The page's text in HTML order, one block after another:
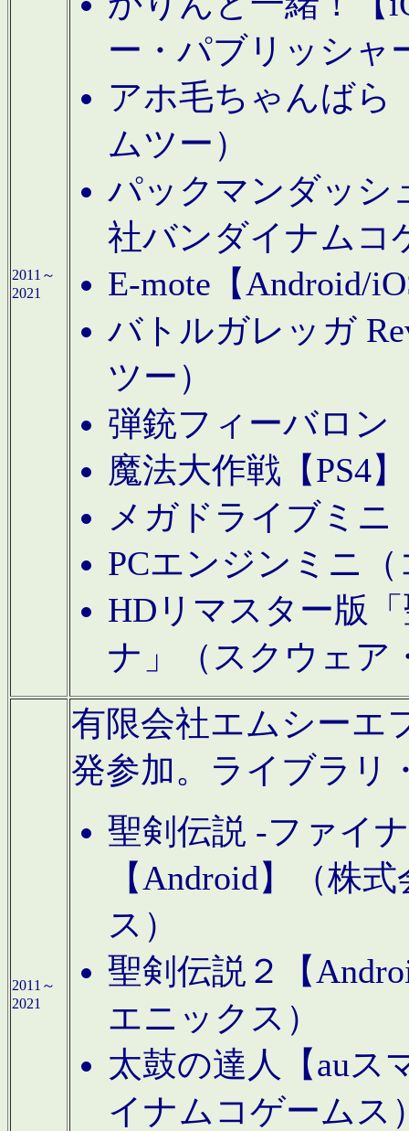
2011～
2021
ー・パブリッシャ
アホ毛ちゃんばら
ムツー）
パックマンダッシ
社バンダイナムコ
E-mote【Android/
バトルガレッガ
ツー）
弾銃フィーバロン
魔法大作戦【PS4
メガドライブミニ
PCエンジンミニ
HDリマスター版
ナ」（スクウェア
2011～
2021
有限会社エムシーエ
発参加。ライブラリ
聖剣伝説 -ファイ
【Android】（株
ス）
聖剣伝説２【
エニックス）
太鼓の達人【auス
イナムコゲームス